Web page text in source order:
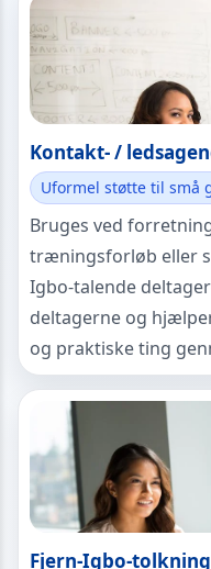
Kontakt- /
Uformel støtte til små
Bruges ved
træningsforløb eller
Igbo-talende
deltagerne og
og praktiske ting
Fjern-Igbo-tolkning